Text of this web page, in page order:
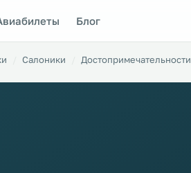
Блог
Салоники Достопримечательности